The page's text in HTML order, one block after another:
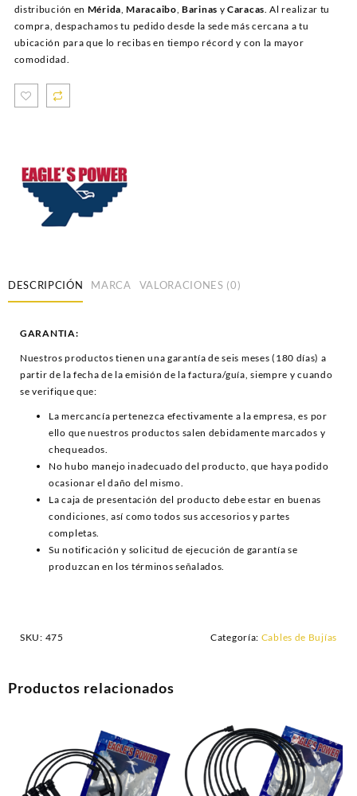
distribución en Mérida,Maracaibo,Barinas yCaracas. Al realizar tu
compra, despachamos tu pedido desde la sede más cercana a tu
ubicación para que lo recibas en tiempo récord y con la mayor
comodidad.
DESCRIPCIÓN MARCA VALORACIONES (0)
GARANTIA:
Nuestros productos tienen una garantía de seis meses (180 días) a
partir de la fecha de la emisión de la factura/guía, siempre y cuando
se verifique que:
La mercancía pertenezca efectivamente a la empresa, es por
ello que nuestros productos salen debidamente marcados y
chequeados.
No hubo manejo inadecuado del producto, que haya podido
ocasionar el daño del mismo.
La caja de presentación del producto debe estar en buenas
condiciones, así como todos sus accesorios y partes
completas.
Su notificación y solicitud de ejecución de garantía se
produzcan en los términos señalados.
SKU: 475 Categoría: Cables de Bujías
Productos relacionados